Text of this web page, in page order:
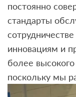
постоянно
стандарты
инновациям и
более
поскольку мы